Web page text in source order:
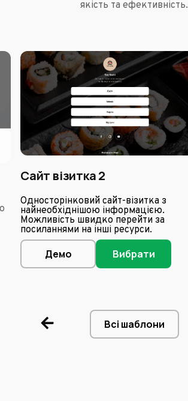
якість та ефективність.
Сайт візитка 2
Односторінковий сайт-візитка з
найнеобхіднішою інформацією.
Можливість швидко перейти за
посиланнями на інші ресурси.
Демо Вибрати
Всі шаблони